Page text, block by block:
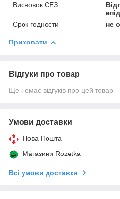
Висновок СЕЗ
Срок годности
не
Приховати
Відгуки про товар
Ще немає відгуків про цей товар
Умови доставки
Нова Пошта
Магазини Rozetka
Всі умови доставки